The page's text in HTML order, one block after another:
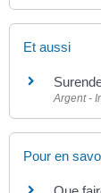
Et aussi
Argent -
Pour en